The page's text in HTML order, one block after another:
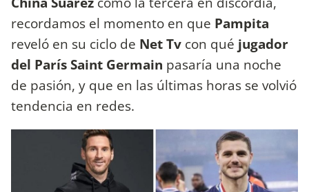
recordamos el momento en que Pampita
reveló en su ciclo de Net Tv con qué jugador
del París Saint Germain pasaría una noche
de pasión, y que en las últimas horas se volvió
tendencia en redes.